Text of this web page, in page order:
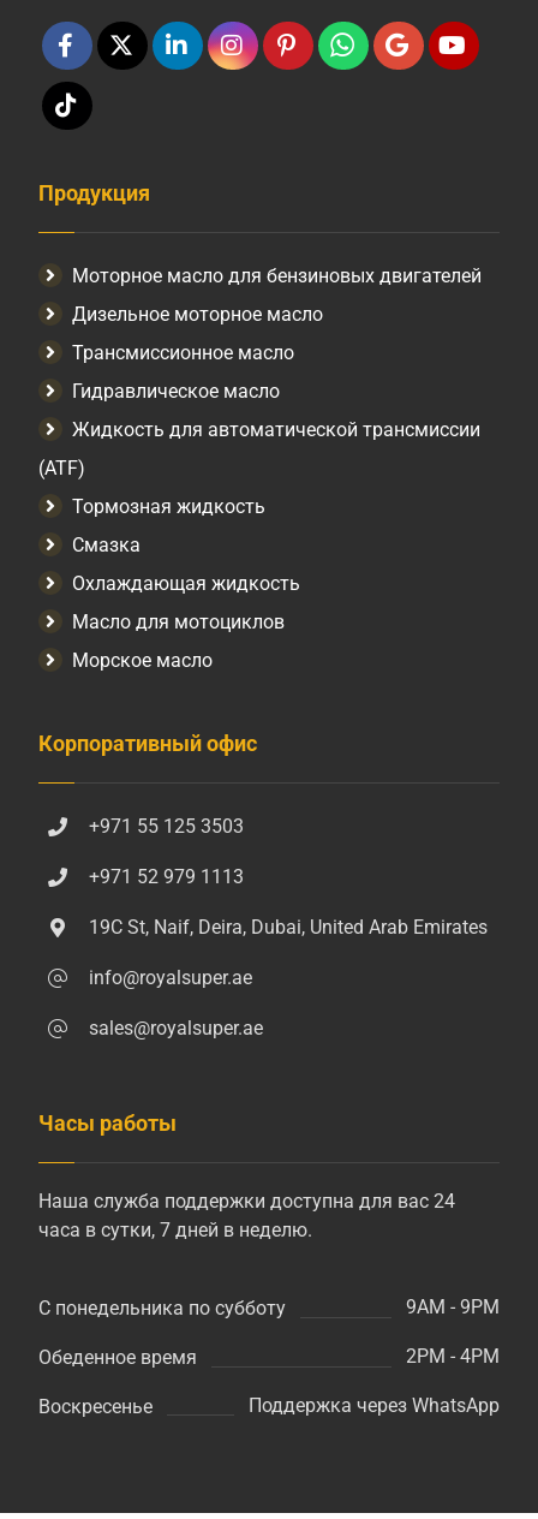
Продукция
Моторное масло для бензиновых двигателей
Дизельное моторное масло
Трансмиссионное масло
Гидравлическое масло
Жидкость для автоматической трансмиссии
(ATF)
Тормозная жидкость
Смазка
Охлаждающая жидкость
Масло для мотоциклов
Морское масло
Корпоративный офис
+971 55 125 3503
+971 52 979 1113
19C St, Naif, Deira, Dubai, United Arab Emirates
info@royalsuper.ae
sales@royalsuper.ae
Часы работы
Наша служба поддержки доступна для вас 24
часа в сутки, 7 дней в неделю.
С понедельника по субботу 9AM - 9PM
Обеденное время 2PM - 4PM
Воскресенье Поддержка через WhatsApp